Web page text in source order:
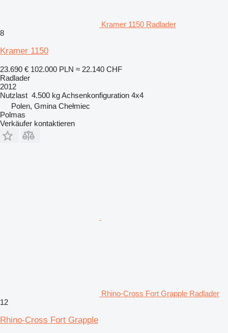
Kramer 1150 Radlader
8
Kramer 1150
23.690 € 102.000 PLN ≈ 22.140 CHF
Radlader
2012
Nutzlast 4.500 kgAchsenkonfiguration 4x4
Polen, Gmina Chełmiec
Polmas
Verkäufer kontaktieren
Rhino-Cross Fort Grapple Radlader
12
Rhino-Cross Fort Grapple